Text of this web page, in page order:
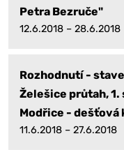
Petra Bezruče"
12.6.2018 – 28.6.2018
Rozhodnutí -
Želešice průtah,
Modřice - dešťová
11.6.2018 – 27.6.2018